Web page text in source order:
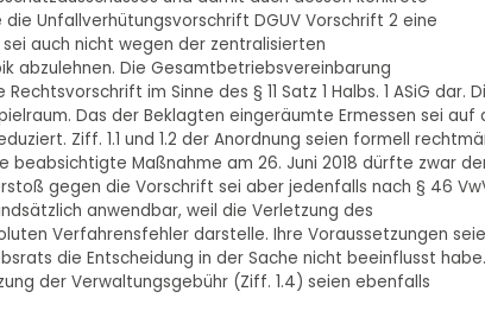
Unfallverhütungsvorschrift DGUV Vorschrift 2 eine
auch nicht wegen der zentralisierten
abzulehnen. Die Gesamtbetriebsvereinbarung
im Sinne des § 11 Satz 1 Halbs. 1 ASiG dar.
Das der Beklagten eingeräumte Ermessen sei auf
Ziff. 1.1 und 1.2 der Anordnung seien formell
Maßnahme am 26. Juni 2018 dürfte zwar
gegen die Vorschrift sei aber jedenfalls nach § 46
anwendbar, weil die Verletzung des
Verfahrensfehler darstelle. Ihre Voraussetzungen
die Entscheidung in der Sache nicht beeinflusst habe.
der Verwaltungsgebühr (Ziff. 1.4) seien ebenfalls